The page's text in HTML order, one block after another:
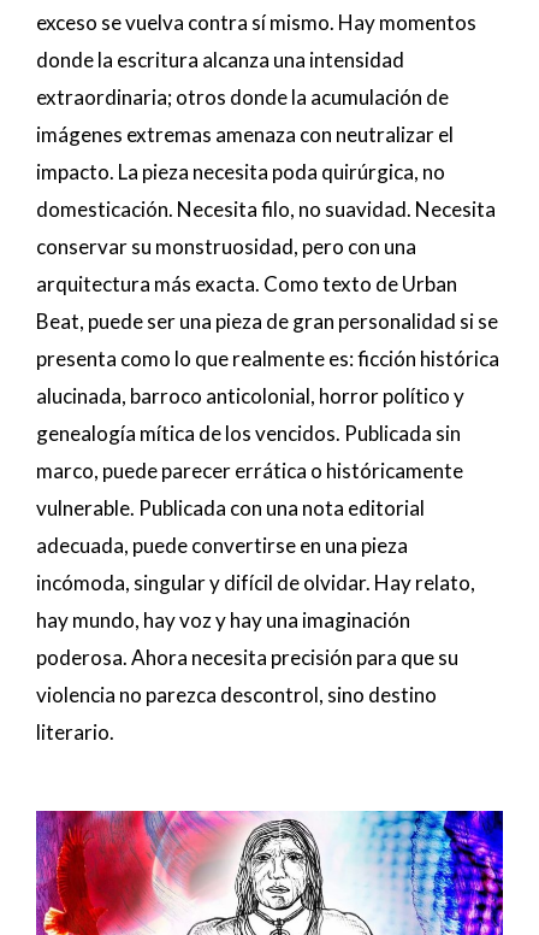
exceso se vuelva contra sí mismo. Hay momentos
donde la escritura alcanza una intensidad
extraordinaria; otros donde la acumulación de
imágenes extremas amenaza con neutralizar el
impacto. La pieza necesita poda quirúrgica, no
domesticación. Necesita filo, no suavidad. Necesita
conservar su monstruosidad, pero con una
arquitectura más exacta. Como texto de Urban
Beat, puede ser una pieza de gran personalidad si se
presenta como lo que realmente es: ficción histórica
alucinada, barroco anticolonial, horror político y
genealogía mítica de los vencidos. Publicada sin
marco, puede parecer errática o históricamente
vulnerable. Publicada con una nota editorial
adecuada, puede convertirse en una pieza
incómoda, singular y difícil de olvidar. Hay relato,
hay mundo, hay voz y hay una imaginación
poderosa. Ahora necesita precisión para que su
violencia no parezca descontrol, sino destino
literario.